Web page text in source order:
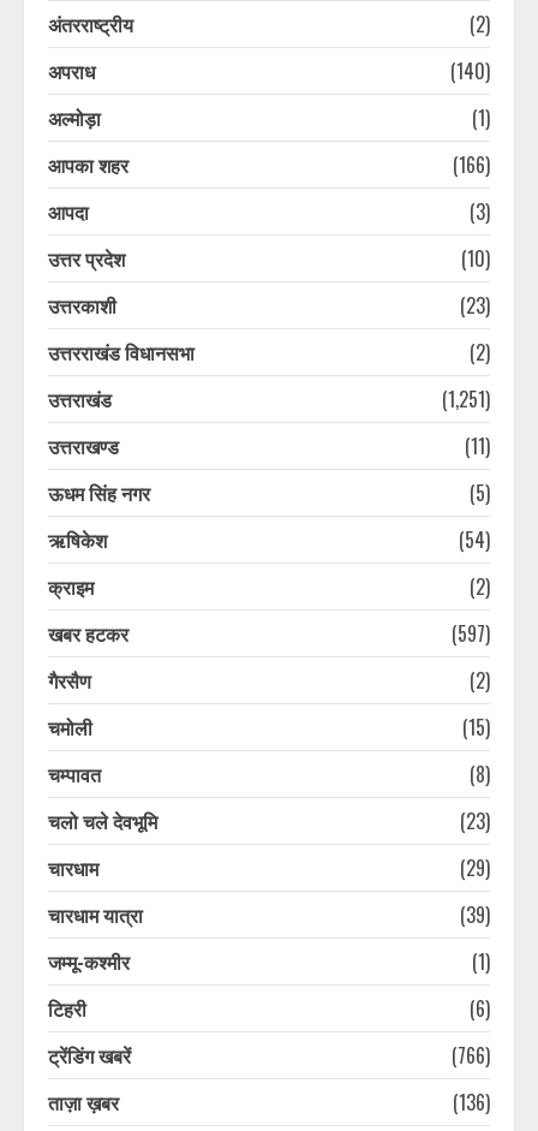
अंतरराष्ट्रीय
(2)
अपराध
(140)
अल्मोड़ा
(1)
आपका शहर
(166)
आपदा
(3)
उत्तर प्रदेश
(10)
उत्तरकाशी
(23)
उत्तरराखंड विधानसभा
(2)
उत्तराखंड
(1,251)
उत्तराखण्ड
(11)
ऊधम सिंह नगर
(5)
ऋषिकेश
(54)
क्राइम
(2)
खबर हटकर
(597)
गैरसैण
(2)
चमोली
(15)
चम्पावत
(8)
चलो चले देवभूमि
(23)
चारधाम
(29)
चारधाम यात्रा
(39)
जम्मू-कश्मीर
(1)
टिहरी
(6)
ट्रेंडिंग खबरें
(766)
ताज़ा ख़बर
(136)